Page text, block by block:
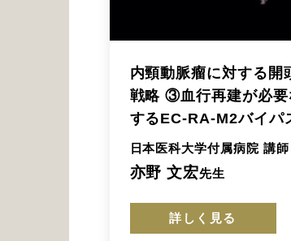
内頸動脈瘤に対する開
戦略 ③血行再建が必要
するEC-RA-M2バイパ
日本医科大学付属病院 講師
亦野 文宏先生
詳しく見る